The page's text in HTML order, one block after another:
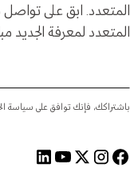
المتعدد. ابق على
المتعدد لمعرفة الجديد
باشتراكك، فإنك توافق على سياسة